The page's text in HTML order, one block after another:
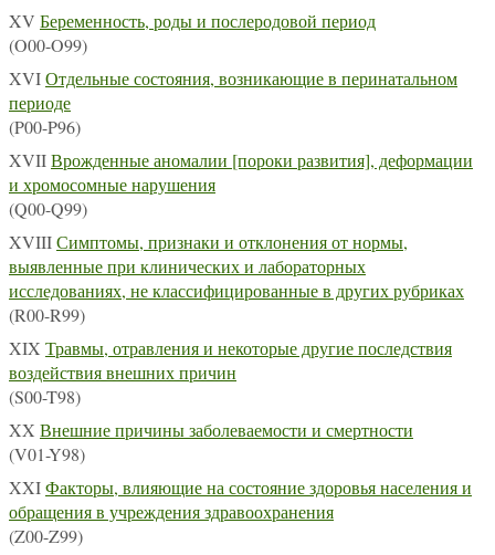
XV Беременность, роды и послеродовой период
(O00-O99)
XVIОтдельные состояния, возникающие в перинатальном
периоде
(P00-P96)
XVIIВрожденные аномалии [пороки развития], деформации
и хромосомные нарушения
(Q00-Q99)
XVIIIСимптомы, признаки и отклонения от нормы,
выявленные при клинических и лабораторных
исследованиях, не классифицированные в других рубриках
(R00-R99)
XIX Травмы, отравления и некоторые другие последствия
воздействия внешних причин
(S00-T98)
XX Внешние причины заболеваемости и смертности
(V01-Y98)
XXIФакторы, влияющие на состояние здоровья населения и
обращения в учреждения здравоохранения
(Z00-Z99)